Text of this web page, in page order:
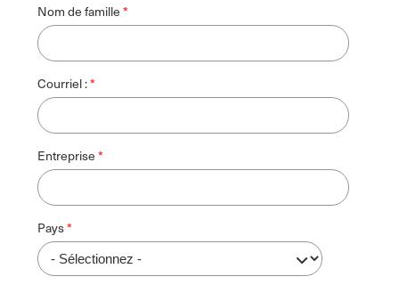
Nom de famille
Courriel :
Entreprise
Pays